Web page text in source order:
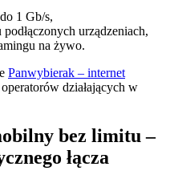
1 Gb/s,
urządzeniach,
na żywo.
Panwybierak – internet
działających w
bez limitu –
łącza